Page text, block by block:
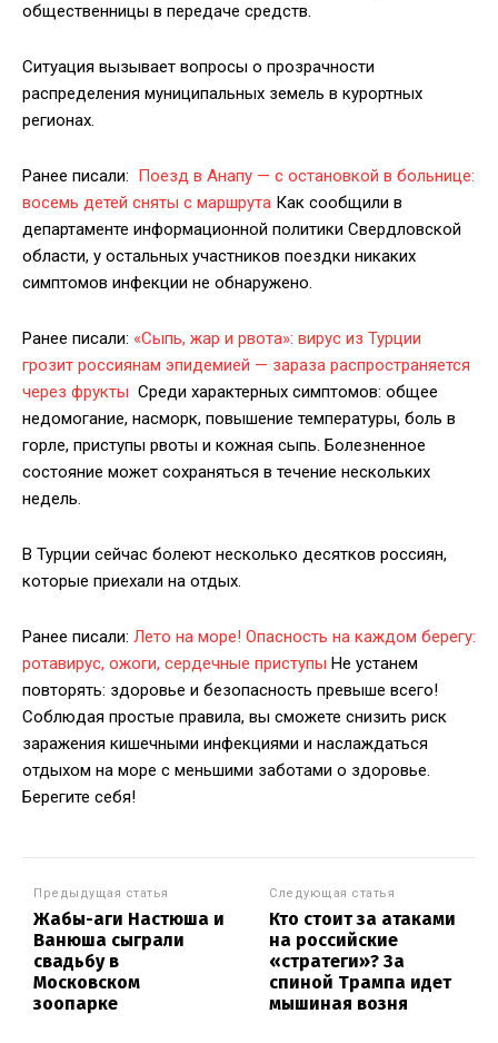
общественницы в передаче средств.
Ситуация вызывает вопросы о прозрачности
распределения муниципальных земель в курортных
регионах.
Ранее писали: Поезд в Анапу — с остановкой в больнице:
восемь детей сняты с маршрута Как сообщили в
департаменте информационной политики Свердловской
области, у остальных участников поездки никаких
симптомов инфекции не обнаружено.
Ранее писали: «Сыпь, жар и рвота»: вирус из Турции
грозит россиянам эпидемией — зараза распространяется
через фрукты Среди характерных симптомов: общее
недомогание, насморк, повышение температуры, боль в
горле, приступы рвоты и кожная сыпь. Болезненное
состояние может сохраняться в течение нескольких
недель.
В Турции сейчас болеют несколько десятков россиян,
которые приехали на отдых.
Ранее писали: Лето на море! Опасность на каждом берегу:
ротавирус, ожоги, сердечные приступы Не устанем
повторять: здоровье и безопасность превыше всего!
Соблюдая простые правила, вы сможете снизить риск
заражения кишечными инфекциями и наслаждаться
отдыхом на море с меньшими заботами о здоровье.
Берегите себя!
Предыдущая статья
Жабы-аги Настюша и
Ванюша сыграли
свадьбу в
Московском
зоопарке
Следующая статья
Кто стоит за атаками
на российские
«стратеги»? За
спиной Трампа идет
мышиная возня